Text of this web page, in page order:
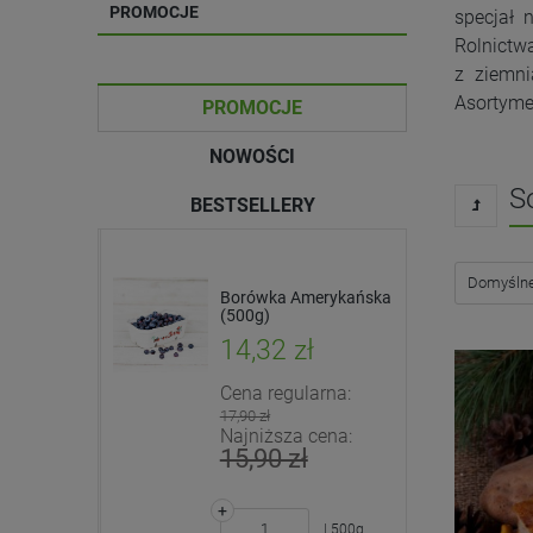
PROMOCJE
PROMOCJE
NOWOŚCI
BESTSELLERY
Borówka Amerykańska
(500g)
14,32 zł
Cena regularna:
17,90 zł
Najniższa cena:
15,90 zł
+
| 500g
Pomidorki koktajlowe
(EKO)
17,50 zł
+
specjał
z